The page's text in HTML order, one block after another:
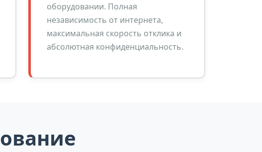
оборудовании. Полная
независимость от интернета,
максимальная скорость отклика и
абсолютная конфиденциальность.